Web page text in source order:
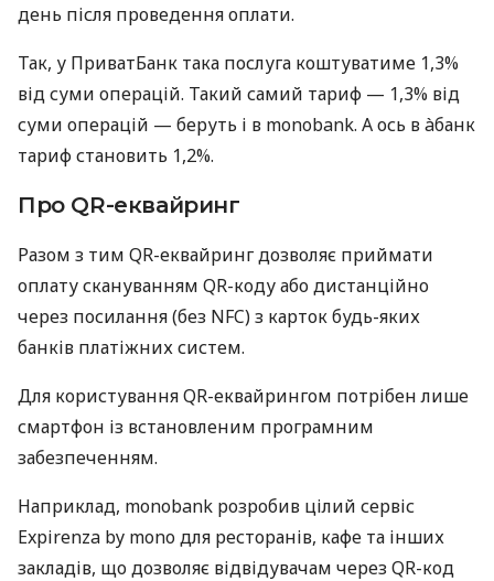
день після проведення оплати.
Так, у ПриватБанк така послуга коштуватиме 1,3%
від суми операцій. Такий самий тариф — 1,3% від
суми операцій — беруть і в monobank. А ось в àбанк
тариф становить 1,2%.
Про QR-еквайринг
Разом з тим QR-еквайринг дозволяє приймати
оплату скануванням QR-коду або дистанційно
через посилання (без NFC) з карток будь-яких
банків платіжних систем.
Для користування QR-еквайрингом потрібен лише
смартфон із встановленим програмним
забезпеченням.
Наприклад, monobank розробив цілий сервіс
Expirenza by mono для ресторанів, кафе та інших
закладів, що дозволяє відвідувачам через QR-код